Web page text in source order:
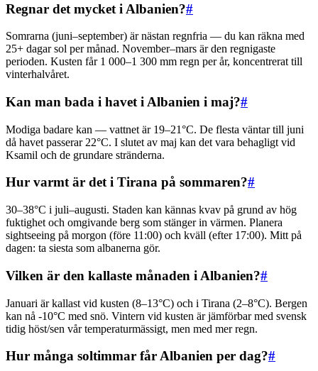
Regnar det mycket i Albanien?#
Somrarna (juni–september) är nästan regnfria — du kan räkna med
25+ dagar sol per månad. November–mars är den regnigaste
perioden. Kusten får 1 000–1 300 mm regn per år, koncentrerat till
vinterhalvåret.
Kan man bada i havet i Albanien i maj?#
Modiga badare kan — vattnet är 19–21°C. De flesta väntar till juni
då havet passerar 22°C. I slutet av maj kan det vara behagligt vid
Ksamil och de grundare stränderna.
Hur varmt är det i Tirana på sommaren?#
30–38°C i juli–augusti. Staden kan kännas kvav på grund av hög
fuktighet och omgivande berg som stänger in värmen. Planera
sightseeing på morgon (före 11:00) och kväll (efter 17:00). Mitt på
dagen: ta siesta som albanerna gör.
Vilken är den kallaste månaden i Albanien?#
Januari är kallast vid kusten (8–13°C) och i Tirana (2–8°C). Bergen
kan nå -10°C med snö. Vintern vid kusten är jämförbar med svensk
tidig höst/sen vår temperaturmässigt, men med mer regn.
Hur många soltimmar får Albanien per dag?#